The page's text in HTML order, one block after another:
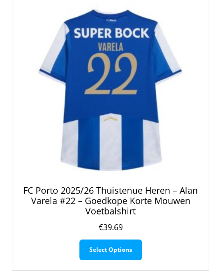
FC Porto 2025/26 Thuistenue Heren – Alan
Varela #22 – Goedkope Korte Mouwen
Voetbalshirt
€39.69
Select Options
Dit